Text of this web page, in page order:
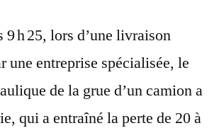
9 h 25, lors d’une livraison
une entreprise spécialisée, le
de la grue d’un camion a
qui a entraîné la perte de 20 à